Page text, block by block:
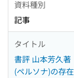
資料種別
記事
タイトル
書評 山本芳久
(ペルソナ)の存在